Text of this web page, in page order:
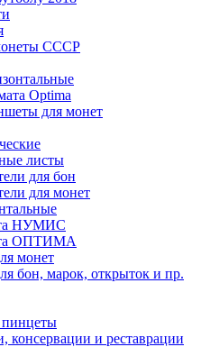
СССР
Optima
для монет
листы
для бон
для монет
НУМИС
ОПТИМА
монет
бон, марок, открыток и пр.
консервации и реставрации